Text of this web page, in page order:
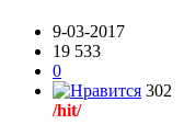
9-03-2017
19 533
0
302
/hit/